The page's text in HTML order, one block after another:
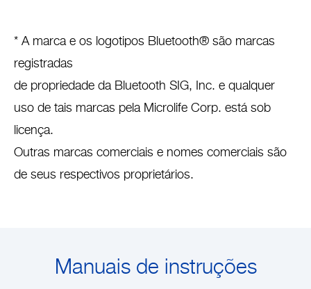
* A marca e os logotipos Bluetooth® são marcas
registradas
de propriedade da Bluetooth SIG, Inc. e qualquer
uso de tais marcas pela Microlife Corp. está sob
licença.
Outras marcas comerciais e nomes comerciais são
de seus respectivos proprietários.
Manuais de instruções